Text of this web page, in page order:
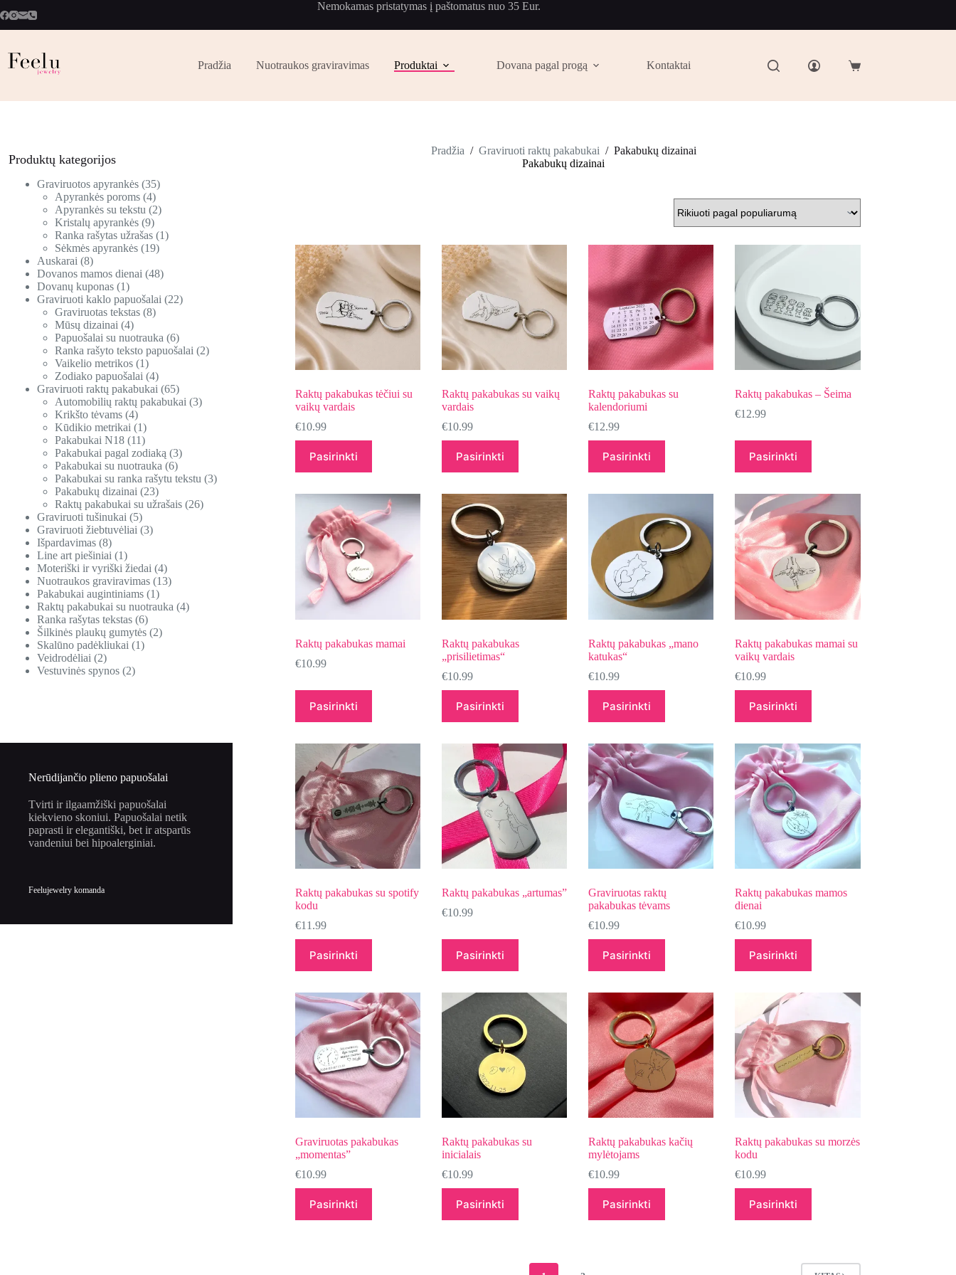
Nemokamas pristatymas į paštomatus nuo 35 Eur.
Pradžia Nuotraukos graviravimas Produktai Dovana pagal progą Kontaktai
Pradžia / Graviruoti raktų pakabukai / Pakabukų dizainai
Pakabukų dizainai
Raktų pakabukas tėčiui su
vaikų vardais
€10.99
Pasirinkti
Raktų pakabukas su vaikų
vardais
€10.99
Pasirinkti
Raktų pakabukas su
kalendoriumi
€12.99
Pasirinkti
Raktų pakabukas – Šeima
€12.99
Pasirinkti
Raktų pakabukas mamai
€10.99
Pasirinkti
Raktų pakabukas
„prisilietimas“
€10.99
Pasirinkti
Raktų pakabukas „mano
katukas“
€10.99
Pasirinkti
Raktų pakabukas mamai su
vaikų vardais
€10.99
Pasirinkti
Raktų pakabukas su spotify
kodu
€11.99
Pasirinkti
Raktų pakabukas „artumas”
€10.99
Pasirinkti
Graviruotas raktų
pakabukas tėvams
€10.99
Pasirinkti
Raktų pakabukas mamos
dienai
€10.99
Pasirinkti
Graviruotas pakabukas
„momentas”
€10.99
Pasirinkti
Raktų pakabukas su
inicialais
€10.99
Pasirinkti
Raktų pakabukas kačių
mylėtojams
€10.99
Pasirinkti
Raktų pakabukas su morzės
kodu
€10.99
Pasirinkti
Produktų kategorijos
Graviruotos apyrankės 35
Apyrankės poroms 4
Apyrankės su tekstu
2
Kristalų apyrankės 9
Ranka rašytas užrašas 1
Sėkmės apyrankės 19
Auskarai 8
Dovanos mamos dienai 48
Dovanų kuponas 1
Graviruoti kaklo papuošalai
22
Graviruotas tekstas 8
Mūsų dizainai 4
Papuošalai su nuotrauka 6
Ranka rašyto teksto papuošalai
2
Vaikelio metrikos 1
Zodiako papuošalai 4
Graviruoti raktų pakabukai 65
Automobilių raktų pakabukai 3
Krikšto tėvams 4
Kūdikio metrikai
1
Pakabukai N18 11
Pakabukai pagal zodiaką 3
Pakabukai su nuotrauka 6
Pakabukai su ranka rašytu tekstu 3
Pakabukų dizainai
23
Raktų pakabukai su užrašais 26
Graviruoti tušinukai
5
Graviruoti žiebtuvėliai 3
Išpardavimas 8
Line art piešiniai
1
Moteriški ir vyriški žiedai 4
Nuotraukos graviravimas 13
Pakabukai augintiniams 1
Raktų pakabukai su nuotrauka 4
Ranka rašytas tekstas 6
Šilkinės plaukų gumytės 2
Skalūno padėkliukai
1
Veidrodėliai
2
Vestuvinės spynos 2
Nerūdijančio plieno papuošalai
Tvirti ir ilgaamžiški papuošalai
kiekvieno skoniui. Papuošalai netik
paprasti ir elegantiški, bet ir atsparūs
vandeniui bei hipoalerginiai.
Feelujewelry komanda